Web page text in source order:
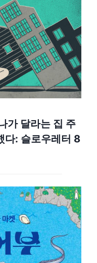
가 달라는 집 주
다: 슬로우레터 8